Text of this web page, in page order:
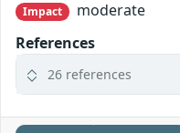
Impact
moderate
References
26 references